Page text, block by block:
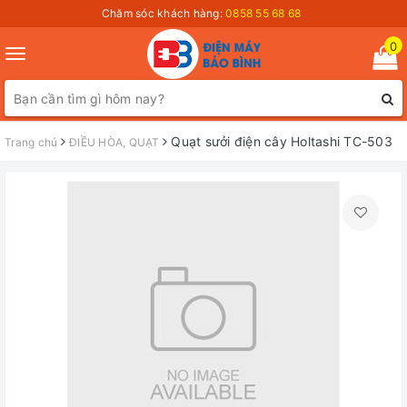
Chăm sóc khách hàng: 0858 55 68 68
Toggle
navigation
0
Trang chủ ĐIỀU HÒA, QUẠT Quạt sưởi điện cây Holtashi TC-503